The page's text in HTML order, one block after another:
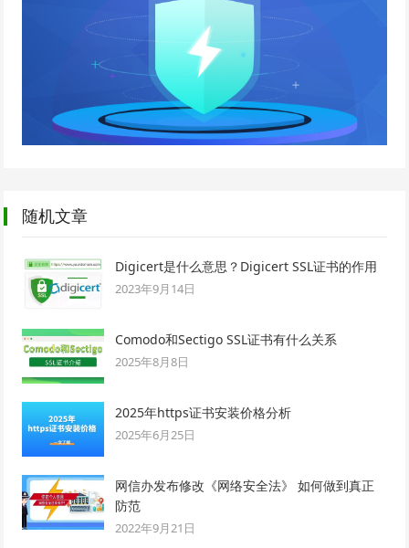
随机文章
Digicert是什么意思？Digicert SSL证书的作用
2023年9月14日
Comodo和Sectigo SSL证书有什么关系
2025年8月8日
2025年https证书安装价格分析
2025年6月25日
网信办发布修改《网络安全法》 如何做到真正
防范
2022年9月21日